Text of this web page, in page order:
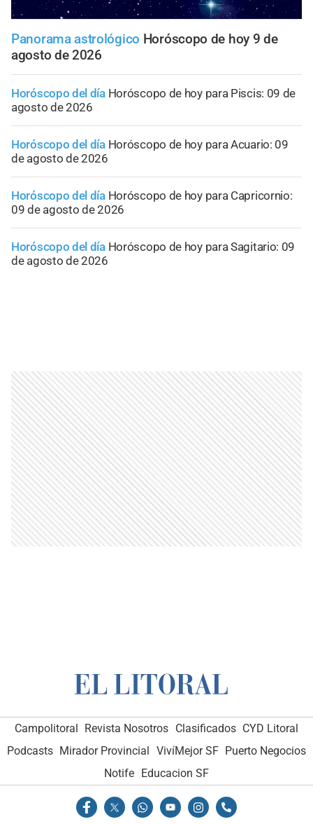
Panorama astrológico Horóscopo de hoy 9 de
agosto de 2026
Horóscopo del día Horóscopo de hoy para Piscis: 09 de
agosto de 2026
Horóscopo del día Horóscopo de hoy para Acuario: 09
de agosto de 2026
Horóscopo del día Horóscopo de hoy para Capricornio:
09 de agosto de 2026
Horóscopo del día Horóscopo de hoy para Sagitario: 09
de agosto de 2026
Campolitoral Revista Nosotros Clasificados CYD Litoral
Podcasts Mirador Provincial VivíMejor SF Puerto Negocios
Notife Educacion SF